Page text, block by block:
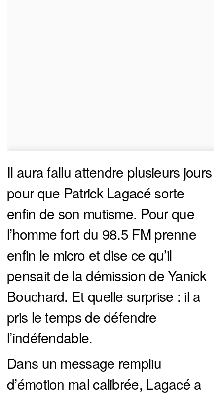
Il aura fallu attendre plusieurs jours
pour que Patrick Lagacé sorte
enfin de son mutisme. Pour que
l’homme fort du 98.5 FM prenne
enfin le micro et dise ce qu’il
pensait de la démission de Yanick
Bouchard. Et quelle surprise : il a
pris le temps de défendre
l’indéfendable.
Dans un message rempliu
d’émotion mal calibrée, Lagacé a